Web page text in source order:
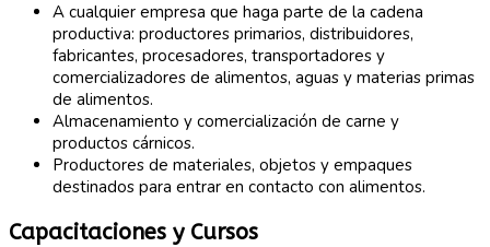
A cualquier empresa que haga parte de la cadena
productiva: productores primarios, distribuidores,
fabricantes, procesadores, transportadores y
comercializadores de alimentos, aguas y materias primas
de alimentos.
Almacenamiento y comercialización de carne y
productos cárnicos.
Productores de materiales, objetos y empaques
destinados para entrar en contacto con alimentos.
Capacitaciones y Cursos